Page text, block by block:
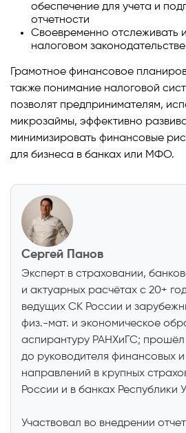
обеспечение для учета и
отчетности
Своевременно отслеживать
налоговом
Грамотное финансовое
также понимание налоговой
позволят предпринимателям,
микрозаймы, эффективно
минимизировать финансовые
для бизнеса в банках или МФО.
Сергей Панов
Эксперт в страховании,
и актуарных расчётах с 20+
ведущих СК России и
физ.-мат. и экономическое
аспирантуру РАНХиГС; прошёл
до руководителя финансовых
направлений в крупных
России и в банках Республики
Участвовал во внедрении